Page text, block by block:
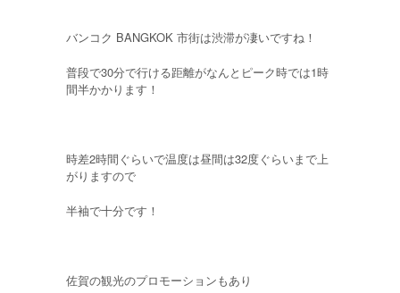
バンコク BANGKOK 市街は渋滞が凄いですね！
普段で30分で行ける距離がなんとピーク時では1時
間半かかります！
時差2時間ぐらいで温度は昼間は32度ぐらいまで上
がりますので
半袖で十分です！
佐賀の観光のプロモーションもあり